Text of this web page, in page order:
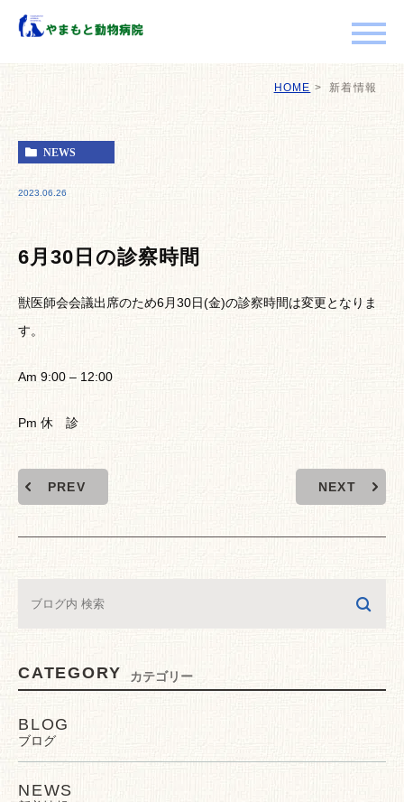
HOME 新着情報
NEWS
2023.06.26
6月30日の診察時間
獣医師会会議出席のため6月30日(金)の診察時間は変更となりま
す。
Am 9:00 – 12:00
Pm 休 診
PREV NEXT
CATEGORY カテゴリー
BLOG
ブログ
NEWS